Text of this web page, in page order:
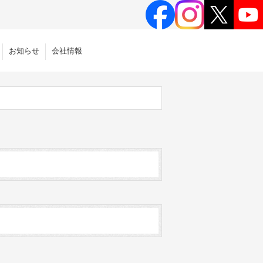
お知らせ 会社情報